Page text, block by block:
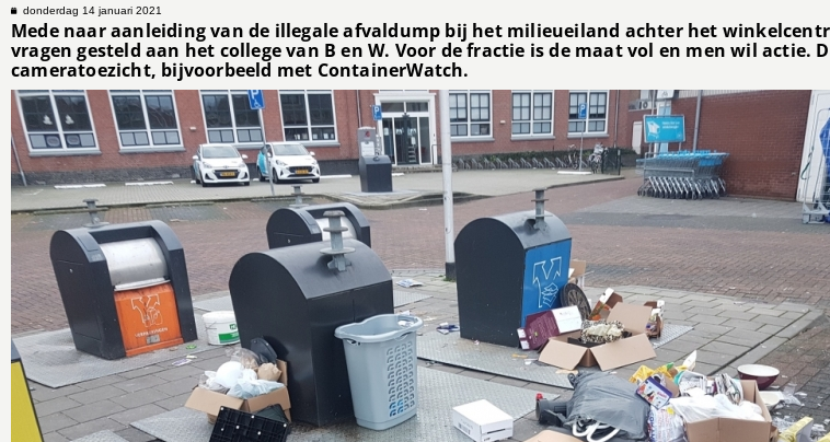
donderdag 14 januari 2021
Mede naar aanleiding van de illegale afvaldump bij het milieueiland achter het
vragen gesteld aan het college van B en W. Voor de fractie is de maat vol en men wil actie.
cameratoezicht, bijvoorbeeld met ContainerWatch.